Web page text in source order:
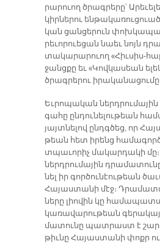
րա­րուող ծրագ­րե­րը՝
կիր­նե­րու
կան ցան­ցե­րուն
րե­ւո­րուե­ցան նաեւ նոյն
տա­կա­րա­րուող «Հիւ­սիս-
ջանց­քը եւ «Կով­կա­սեան
ծրագ­րե­րու
Եւ­րո­պա­կան
գա­հը ըն­դու­նե­լու­թեան
յայտ­նե­լով ընդգ­ծեց, որ
թեան հետ ի­րենց
տպա­ւո­րիչ մա­կար­դա­կի
ներդ­րու­մա­յին
նել իր գոր­ծու­նէու­թեան
Հա­յաս­տա­նի մէջ։
նե­րը լիո­վին կը
կա­ռա­վա­րու­թեան
մա­տու­նը պատ­րաստ է
թիւ­նը Հա­յաս­տա­նի փոքր